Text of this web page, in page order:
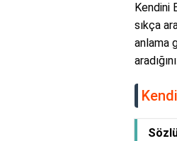
Kendini
sıkça
anlama